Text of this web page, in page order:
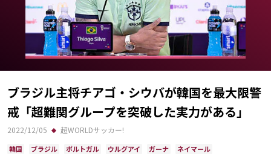
日本代表
Team Japan
日程・結果
Schedule
ランキング
ブラジル主将チアゴ・シウバが韓国を最大限警
戒「超難関グループを突破した実力がある」
2022/12/05 超WORLDサッカー!
韓国 ブラジル ポルトガル ウルグアイ ガーナ
ネイマール